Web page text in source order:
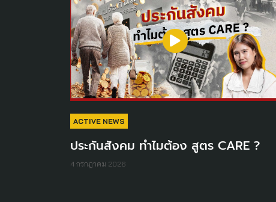
ACTIVE NEWS
ประกันสังคม ทำไมต้อง สูตร CARE ?
4 กรกฎาคม 2026